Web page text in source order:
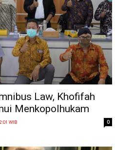
Law, Khofifah
Menkopolhukam
WIB 0